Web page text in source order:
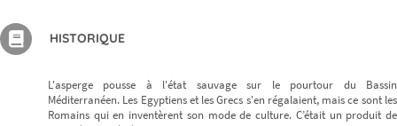
HISTORIQUE
L'asperge pousse à l'état sauvage sur le pourtour du Bassin
Méditerranéen. Les Egyptiens et les Grecs s'en régalaient, mais ce sont les
Romains qui en inventèrent son mode de culture. C’était un produit de